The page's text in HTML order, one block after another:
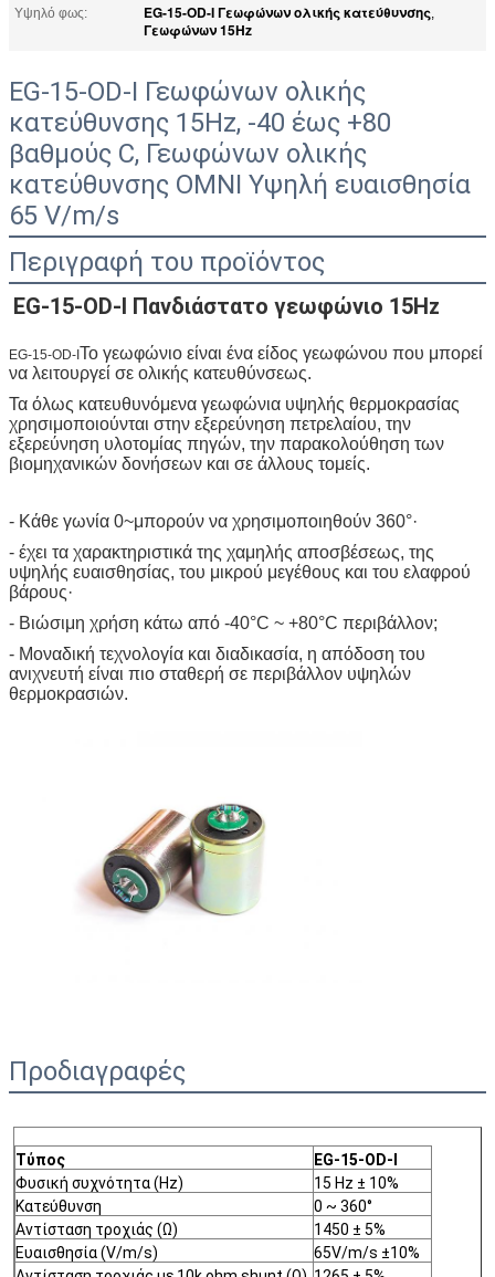
Υψηλό φως:
EG-15-OD-I Γεωφώνων ολικής κατεύθυνσης,
Γεωφώνων 15Hz
EG-15-OD-I Γεωφώνων ολικής
κατεύθυνσης 15Hz, -40 έως +80
βαθμούς C, Γεωφώνων ολικής
κατεύθυνσης OMNI Υψηλή ευαισθησία
65 V/m/s
Περιγραφή του προϊόντος
EG-15-OD-I Πανδιάστατο γεωφώνιο 15Hz
EG-15-OD-IΤο γεωφώνιο είναι ένα είδος γεωφώνου που μπορεί
να λειτουργεί σε ολικής κατευθύνσεως.
Τα όλως κατευθυνόμενα γεωφώνια υψηλής θερμοκρασίας
χρησιμοποιούνται στην εξερεύνηση πετρελαίου, την
εξερεύνηση υλοτομίας πηγών, την παρακολούθηση των
βιομηχανικών δονήσεων και σε άλλους τομείς.
- Κάθε γωνία 0~μπορούν να χρησιμοποιηθούν 360°·
- έχει τα χαρακτηριστικά της χαμηλής αποσβέσεως, της
υψηλής ευαισθησίας, του μικρού μεγέθους και του ελαφρού
βάρους·
- Βιώσιμη χρήση κάτω από -40°C ~ +80°C περιβάλλον;
- Μοναδική τεχνολογία και διαδικασία, η απόδοση του
ανιχνευτή είναι πιο σταθερή σε περιβάλλον υψηλών
θερμοκρασιών.
Προδιαγραφές
Τύπος
EG-15-OD-I
Φυσική συχνότητα (Hz)
15 Hz ± 10%
Κατεύθυνση
0 ~ 360°
Αντίσταση τροχιάς (Ω)
1450 ± 5%
Ευαισθησία (V/m/s)
65V/m/s ±10%